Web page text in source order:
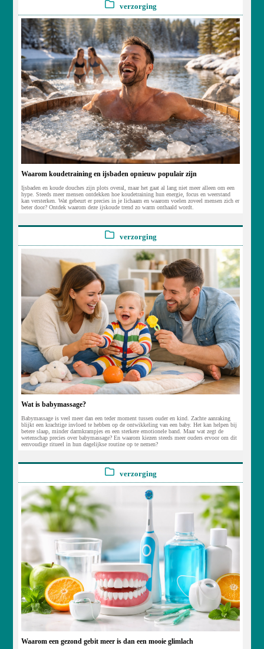
verzorging
Waarom koudetraining en ijsbaden opnieuw populair zijn
Ijsbaden en koude douches zijn plots overal, maar het gaat al lang niet meer alleen om een
hype. Steeds meer mensen ontdekken hoe koudetraining hun energie, focus en weerstand
kan versterken. Wat gebeurt er precies in je lichaam en waarom voelen zoveel mensen zich er
beter door? Ontdek waarom deze ijskoude trend zo warm onthaald wordt.
verzorging
Wat is babymassage?
Babymassage is veel meer dan een teder moment tussen ouder en kind. Zachte aanraking
blijkt een krachtige invloed te hebben op de ontwikkeling van een baby. Het kan helpen bij
betere slaap, minder darmkrampjes en een sterkere emotionele band. Maar wat zegt de
wetenschap precies over babymassage? En waarom kiezen steeds meer ouders ervoor om dit
eenvoudige ritueel in hun dagelijkse routine op te nemen?
verzorging
Waarom een gezond gebit meer is dan een mooie glimlach